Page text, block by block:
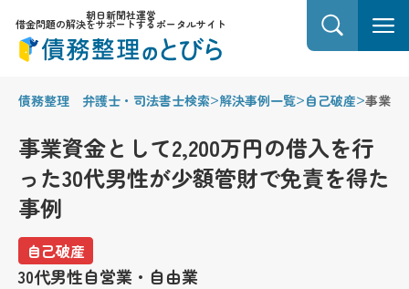
朝日新聞社運営
借金問題の解決をサポートするポータルサイト
債務整理 弁護士・司法書士検索>解決事例一覧>自己破産>事業資
事業資金として2,200万円の借入を行
った30代男性が少額管財で免責を得た
事例
自己破産
30代男性自営業・自由業